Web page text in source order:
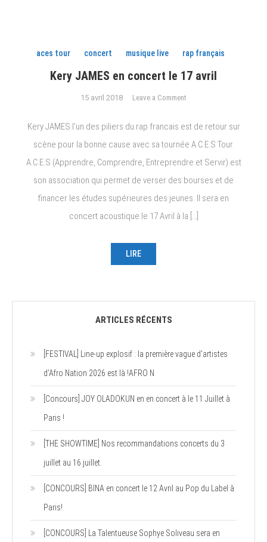
aces tour concert musique live rap français
Kery JAMES en concert le 17 avril
15 avril 2018 Leave a Comment
JAMES
concert
le
17
Kery JAMES l’un des piliers du rap francais est de retour sur
scène pour la bonne cause avec sa tournée A.C.E.S Tour.
A.C.E.S (Apprendre, Comprendre, Entreprendre et Servir) est
son association qui permet de verser des bourses et de
financer les études supérieures des jeunes. Il sera en
concert acoustique le 17 Avril à la […]
LIRE
ARTICLES RÉCENTS
[FESTIVAL] Line-up explosif : la première vague d’artistes
d’Afro Nation 2026 est là !AFRO N
[Concours] JOY OLADOKUN en en concert à le 11 Juillet à
Paris !
[THE SHOWTIME] Nos recommandations concerts du 3
juillet au 16 juillet.
[CONCOURS] BINA en concert le 12 Avril au Pop du Label à
Paris!
[CONCOURS] La Talentueuse Sophye Soliveau sera en